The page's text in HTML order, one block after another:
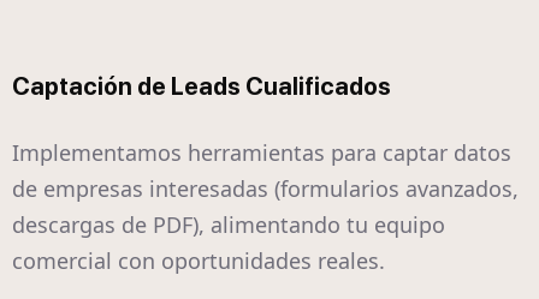
Captación de Leads Cualificados
Implementamos herramientas para captar datos
de empresas interesadas (formularios avanzados,
descargas de PDF), alimentando tu equipo
comercial con oportunidades reales.